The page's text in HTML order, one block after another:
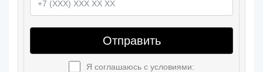
Отправить
Я соглашаюсь с условиями: